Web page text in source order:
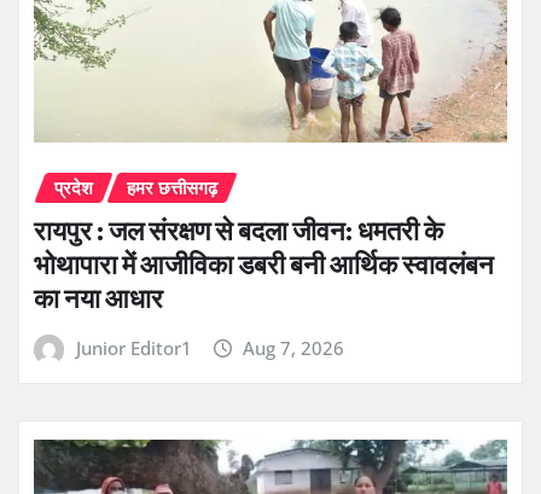
प्रदेश हमर छत्तीसगढ़
रायपुर : जल संरक्षण से बदला जीवन: धमतरी के
भोथापारा में आजीविका डबरी बनी आर्थिक स्वावलंबन
का नया आधार
Junior Editor1 Aug 7, 2026